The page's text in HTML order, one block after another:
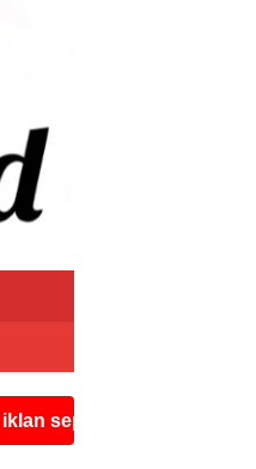
ini silahkan hubungi